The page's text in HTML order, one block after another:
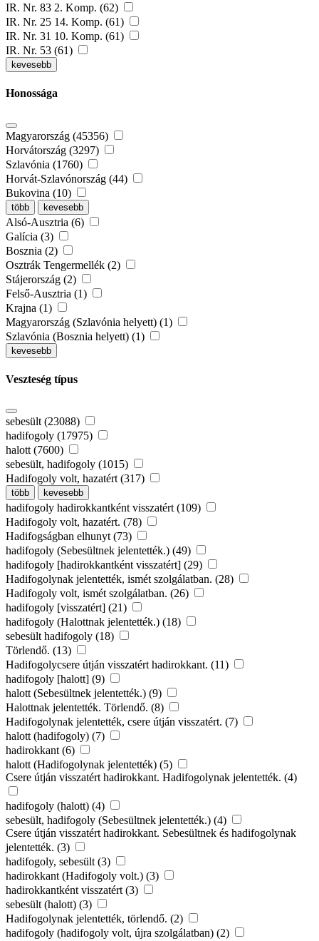
IR. Nr. 83 2. Komp. (62)
IR. Nr. 25 14. Komp. (61)
IR. Nr. 31 10. Komp. (61)
IR. Nr. 53 (61)
kevesebb
Honossága
Magyarország (45356)
Horvátország (3297)
Szlavónia (1760)
Horvát-Szlavónország (44)
Bukovina (10)
több kevesebb
Alsó-Ausztria (6)
Galícia (3)
Bosznia (2)
Osztrák Tengermellék (2)
Stájerország (2)
Felső-Ausztria (1)
Krajna (1)
Magyarország (Szlavónia helyett) (1)
Szlavónia (Bosznia helyett) (1)
kevesebb
Veszteség típus
sebesült (23088)
hadifogoly (17975)
halott (7600)
sebesült, hadifogoly (1015)
Hadifogoly volt, hazatért (317)
több kevesebb
hadifogoly hadirokkantként visszatért (109)
Hadifogoly volt, hazatért. (78)
Hadifogságban elhunyt (73)
hadifogoly (Sebesültnek jelentették.) (49)
hadifogoly [hadirokkantként visszatért] (29)
Hadifogolynak jelentették, ismét szolgálatban. (28)
Hadifogoly volt, ismét szolgálatban. (26)
hadifogoly [visszatért] (21)
hadifogoly (Halottnak jelentették.) (18)
sebesült hadifogoly (18)
Törlendő. (13)
Hadifogolycsere útján visszatért hadirokkant. (11)
hadifogoly [halott] (9)
halott (Sebesültnek jelentették.) (9)
Halottnak jelentették. Törlendő. (8)
Hadifogolynak jelentették, csere útján visszatért. (7)
halott (hadifogoly) (7)
hadirokkant (6)
halott (Hadifogolynak jelentették) (5)
Csere útján visszatért hadirokkant. Hadifogolynak jelentették. (4)
hadifogoly (halott) (4)
sebesült, hadifogoly (Sebesültnek jelentették.) (4)
Csere útján visszatért hadirokkant. Sebesültnek és hadifogolynak
jelentették. (3)
hadifogoly, sebesült (3)
hadirokkant (Hadifogoly volt.) (3)
hadirokkantként visszatért (3)
sebesült (halott) (3)
Hadifogolynak jelentették, törlendő. (2)
hadifogoly (hadifogoly volt, újra szolgálatban) (2)